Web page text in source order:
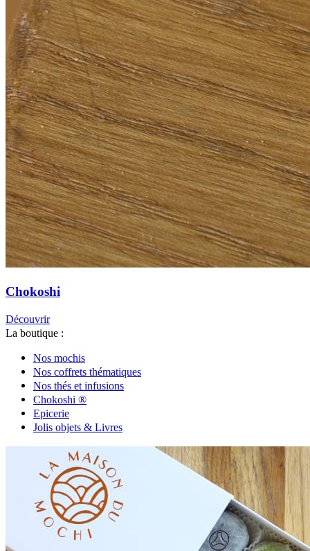
Chokoshi
Découvrir
La boutique :
Nos mochis
Nos coffrets thématiques
Nos thés et infusions
Chokoshi ®
Epicerie
Jolis objets & Livres